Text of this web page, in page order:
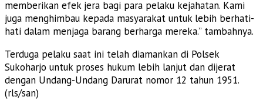
memberikan efek jera bagi para pelaku kejahatan. Kami
juga menghimbau kepada masyarakat untuk lebih berhati-
hati dalam menjaga barang berharga mereka.” tambahnya.
Terduga pelaku saat ini telah diamankan di Polsek
Sukoharjo untuk proses hukum lebih lanjut dan dijerat
dengan Undang-Undang Darurat nomor 12 tahun 1951.
(rls/san)